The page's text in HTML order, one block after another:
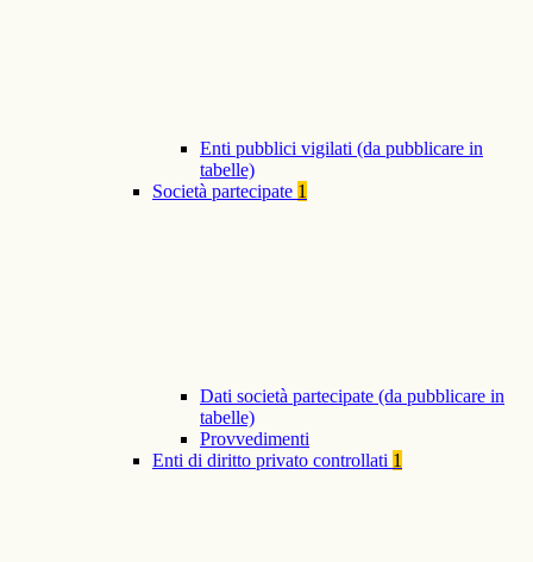
Enti pubblici vigilati (da pubblicare in
tabelle)
Società partecipate 1
Dati società partecipate (da pubblicare in
tabelle)
Provvedimenti
Enti di diritto privato controllati 1